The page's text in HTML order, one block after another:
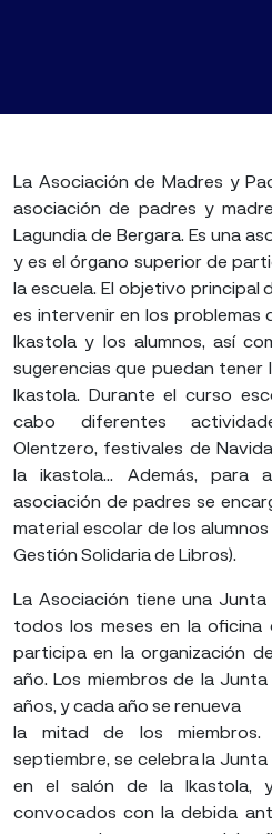
La Asociación de Madres y
asociación de padres y
Lagundia de Bergara. Es una
y es el órgano superior de
la escuela. El objetivo principal
es intervenir en los problemas
Ikastola y los alumnos, así
sugerencias que puedan tener
Ikastola. Durante el curso
cabo diferentes
Olentzero, festivales de
la ikastola... Además, para
asociación de padres se
material escolar de los
Gestión Solidaria de Libros).
La Asociación tiene una
todos los meses en la
participa en la organización
año. Los miembros de la
años, y cada año se renueva
la mitad de los
septiembre, se celebra la
en el salón de la Ikastola,
convocados con la debida